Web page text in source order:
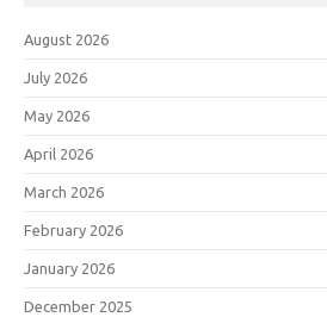
August 2026
July 2026
May 2026
April 2026
March 2026
February 2026
January 2026
December 2025